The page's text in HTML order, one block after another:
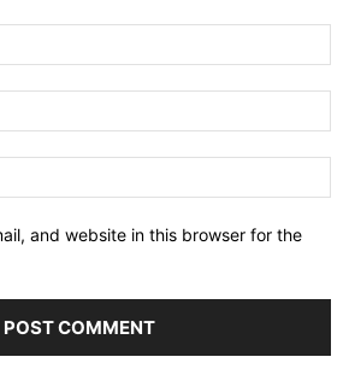
and website in this browser for the